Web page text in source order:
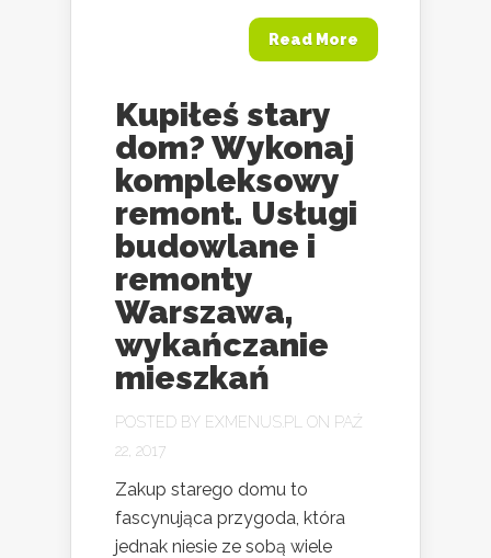
Read More
Kupiłeś stary
dom? Wykonaj
kompleksowy
remont. Usługi
budowlane i
remonty
Warszawa,
wykańczanie
mieszkań
POSTED BY EXMENUS.PL
ON PAŹ
22, 2017
Zakup starego domu to
fascynująca przygoda, która
jednak niesie ze sobą wiele